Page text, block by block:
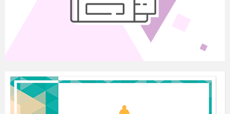
6.Mary cooked a cake……..
Put the verbs into the Past Simple, Past Perfect or
1.Den (start) learning German after he (enter) the
university.
2.Mark ( stop) smoking last year.